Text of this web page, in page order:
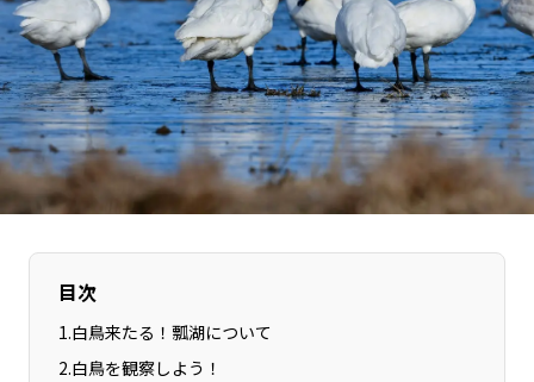
静岡エリア
愛知エリア
三重エリア
滋賀エリア
京都エリア
大阪市エリア
北摂エリア
堺・泉州エリア
河内エリア
兵庫エリア
奈良エリア
和歌山エリア
目次
1.白鳥来たる！瓢湖について
2.白鳥を観察しよう！